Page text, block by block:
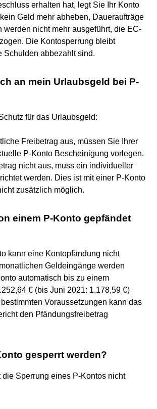
erhalten hat, legt Sie Ihr Konto
Geld mehr abheben, Daueraufträge
werden nicht mehr ausgeführt, die EC-
Die Kontosperrung bleibt
Schulden abbezahlt sind.
an mein Urlaubsgeld bei P-
für das Urlaubsgeld:
Freibetrag aus, müssen Sie Ihrer
P-Konto Bescheinigung vorlegen.
nicht aus, muss ein individueller
werden. Dies ist mit einer P-Konto
zusätzlich möglich.
einem P-Konto gepfändet
kann eine Kontopfändung nicht
Geldeingänge werden
automatisch bis zu einem
€ (bis Juni 2021: 1.178,59 €)
Voraussetzungen kann das
den Pfändungsfreibetrag
gesperrt werden?
die Sperrung eines P-Kontos nicht